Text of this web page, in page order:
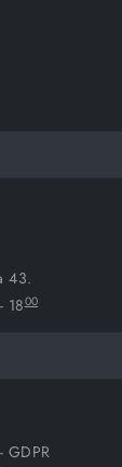
43.
- 1800
GDPR